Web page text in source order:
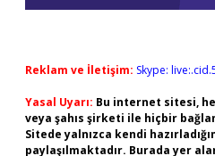
Reklam ve İletişim: Skype:
Yasal Uyarı: Bu internet sitesi,
veya şahıs şirketi ile hiçbir
Sitede yalnızca kendi
paylaşılmaktadır. Burada yer